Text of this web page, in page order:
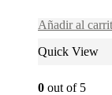
Añadir al
Quick View
0 out of 5